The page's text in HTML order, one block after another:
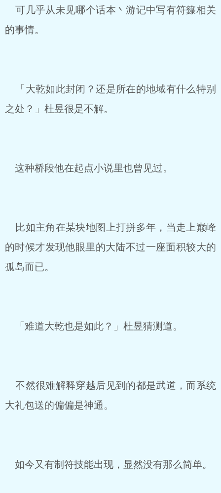
可几乎从未见哪个话本丶游记中写有符籙相关
的事情。
「大乾如此封闭？还是所在的地域有什么特别
之处？」杜昱很是不解。
这种桥段他在起点小说里也曾见过。
比如主角在某块地图上打拼多年，当走上巅峰
的时候才发现他眼里的大陆不过一座面积较大的
孤岛而已。
「难道大乾也是如此？」杜昱猜测道。
不然很难解释穿越后见到的都是武道，而系统
大礼包送的偏偏是神通。
如今又有制符技能出现，显然没有那么简单。